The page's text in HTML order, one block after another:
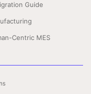
Guide
Centric MES